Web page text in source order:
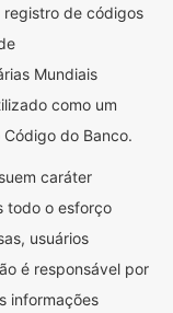
de códigos
Mundiais
como um
do Banco.
caráter
todo o esforço
usuários
é responsável por
informações